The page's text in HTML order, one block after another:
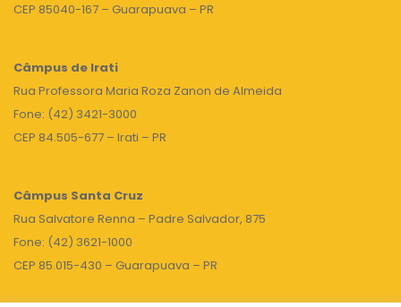
CEP 85040-167 – Guarapuava – PR
Câmpus de Irati
Rua Professora Maria Roza Zanon de Almeida
Fone: (42) 3421-3000
CEP 84.505-677 – Irati – PR
Câmpus Santa Cruz
Rua Salvatore Renna – Padre Salvador, 875
Fone: (42) 3621-1000
CEP 85.015-430 – Guarapuava – PR